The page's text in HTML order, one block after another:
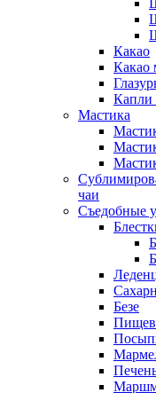
Какао
Какао
Капли
Мастика
чаи
Съедобные
Безе